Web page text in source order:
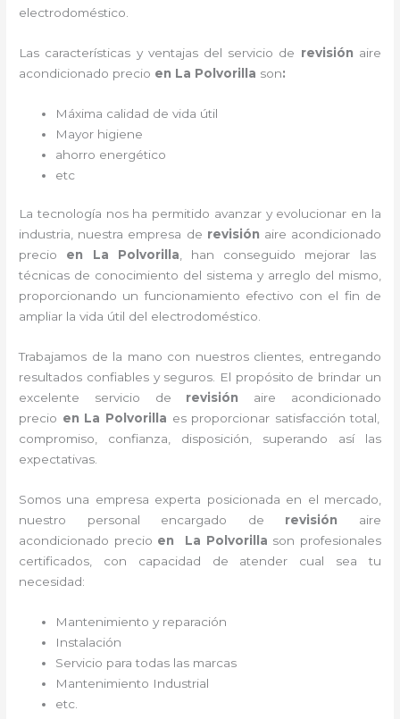
electrodoméstico.
Las características y ventajas del servicio de revisión aire
acondicionado precio en La Polvorilla son:
Máxima calidad de vida útil
Mayor higiene
ahorro energético
etc
La tecnología nos ha permitido avanzar y evolucionar en la
industria, nuestra empresa de revisión aire acondicionado
precio
en La Polvorilla, han conseguido mejorar las
técnicas de conocimiento del sistema y arreglo del mismo,
proporcionando un funcionamiento efectivo con el fin de
ampliar la vida útil del electrodoméstico.
Trabajamos de la mano con nuestros clientes, entregando
resultados confiables y seguros. El propósito de brindar un
excelente servicio de revisión aire acondicionado
precio en La Polvorilla es proporcionar satisfacción total,
compromiso, confianza, disposición, superando así las
expectativas.
Somos una empresa experta posicionada en el mercado,
nuestro personal encargado de revisión aire
acondicionado precio en La Polvorilla son profesionales
certificados, con capacidad de atender cual sea tu
necesidad:
Mantenimiento y reparación
Instalación
Servicio para todas las marcas
Mantenimiento Industrial
etc.